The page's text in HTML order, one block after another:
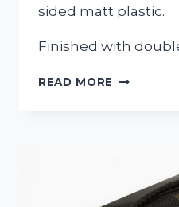
sided matt plastic.
Finished with
READ MORE